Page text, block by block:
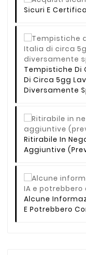
Sicuri E
Tempistiche Di
Di Circa 5gg
Diversamente
Ritirabile In
Aggiuntive
Alcune
E Potrebbero